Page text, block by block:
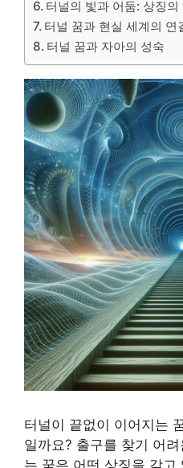
터널의 빛과 어둠: 상징의
터널 꿈과 현실 세계의 연
터널 꿈과 자아의 성숙
터널이 끝없이 이어지는
일까요? 출구를 찾기 어
는 꿈은 어떤 상징을 갖고